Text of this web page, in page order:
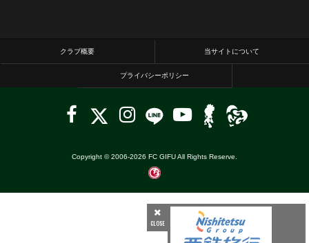
クラブ概要 当サイトについて
プライバシーポリシー
Copyright © 2006-2026 FC GIFU All Rights Reserve.
CLOSE